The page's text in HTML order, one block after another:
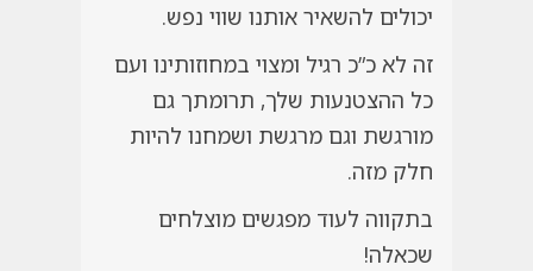
יכולים להשאיר אותנו שווי נפש.
זה לא כ”כ רגיל ומצוי במחוזותינו ועם
כל ההצטנעות שלך, תרומתך גם
מורגשת וגם מרגשת ושמחנו להיות
חלק מזה.
בתקווה לעוד מפגשים מוצלחים
שכאלה!